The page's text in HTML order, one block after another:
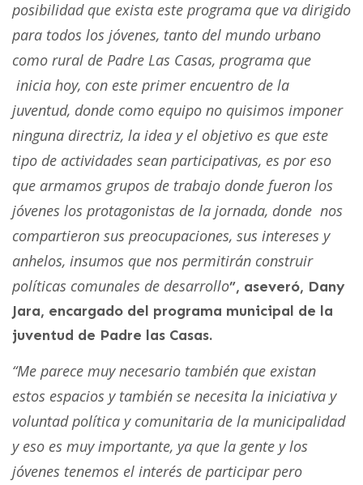
posibilidad que exista este programa que va dirigido
para todos los jóvenes, tanto del mundo urbano
como rural de Padre Las Casas, programa que
inicia hoy, con este primer encuentro de la
juventud, donde como equipo no quisimos imponer
ninguna directriz, la idea y el objetivo es que este
tipo de actividades sean participativas, es por eso
que armamos grupos de trabajo donde fueron los
jóvenes los protagonistas de la jornada, donde nos
compartieron sus preocupaciones, sus intereses y
anhelos, insumos que nos permitirán construir
políticas comunales de desarrollo”, aseveró, Dany
Jara, encargado del programa municipal de la
juventud de Padre las Casas.
“Me parece muy necesario también que existan
estos espacios y también se necesita la iniciativa y
voluntad política y comunitaria de la municipalidad
y eso es muy importante, ya que la gente y los
jóvenes tenemos el interés de participar pero